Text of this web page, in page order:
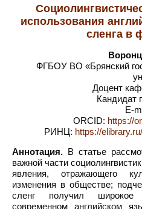
использования
сленга в
ФГБОУ ВО «Брянский
Доцент
Кандидат
E-
ORCID: https://
РИНЦ: https://
Аннотация. В статье
важной части
явления, отражающего
изменения в обществе;
сленг получил
современном английском